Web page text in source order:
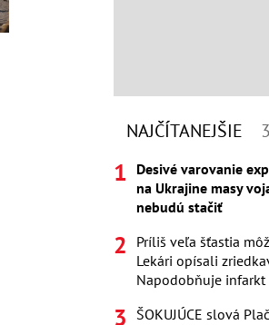
NAJČÍTANEJŠIE
Desivé varovanie
na Ukrajine masy
nebudú stačiť
Príliš veľa šťastia
Lekári opísali
Napodobňuje infarkt
ŠOKUJÚCE slová